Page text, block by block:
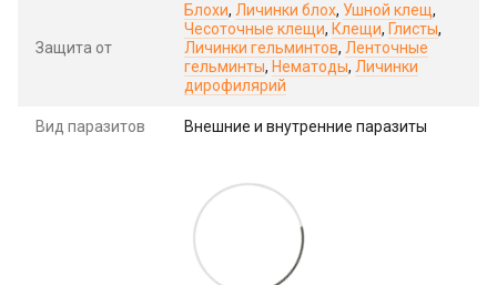
Защита от
Блохи, Личинки блох, Ушной клещ,
Чесоточные клещи, Клещи, Глисты,
Личинки гельминтов, Ленточные
гельминты, Нематоды, Личинки
дирофилярий
Вид паразитов Внешние и внутренние паразиты